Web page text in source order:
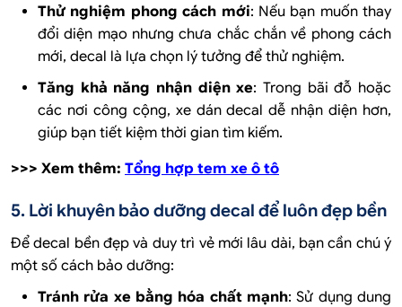
Thử nghiệm phong cách mới: Nếu bạn muốn thay
đổi diện mạo nhưng chưa chắc chắn về phong cách
mới, decal là lựa chọn lý tưởng để thử nghiệm.
Tăng khả năng nhận diện xe: Trong bãi đỗ hoặc
các nơi công cộng, xe dán decal dễ nhận diện hơn,
giúp bạn tiết kiệm thời gian tìm kiếm.
>>> Xem thêm: Tổng hợp tem xe ô tô
5. Lời khuyên bảo dưỡng decal để luôn đẹp bền
Để decal bền đẹp và duy trì vẻ mới lâu dài, bạn cần chú ý
một số cách bảo dưỡng:
Tránh rửa xe bằng hóa chất mạnh: Sử dụng dung